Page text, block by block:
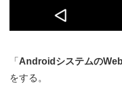
「 Androidシステムの
をする。